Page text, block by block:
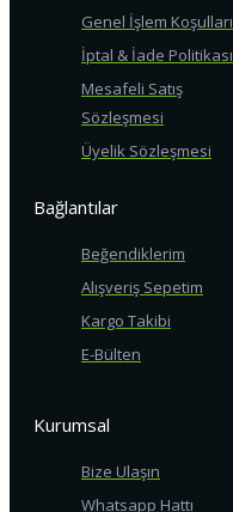
Genel İşlem Koşulları
İptal & İade Politikası
Mesafeli Satış
Sözleşmesi
Üyelik Sözleşmesi
Bağlantılar
Beğendiklerim
Alışveriş Sepetim
Kargo Takibi
E-Bülten
Kurumsal
Bize Ulaşın
Whatsapp Hattı